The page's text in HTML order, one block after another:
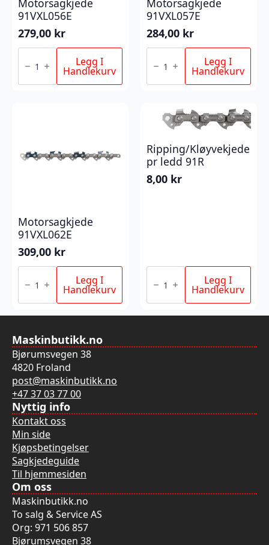
Motorsagkjede
91VXL056E
279,00 kr
Motorsagkjede
antall Legg I
Handlekurv
Motorsagkjede
91VXL057E
284,00 kr
Motorsagkjede
antall Legg I
Handlekurv
Motorsagkjede
91VXL062E
309,00 kr
Motorsagkjede
antall Legg I
Handlekurv
Ripping/Kløyvekjede
pr ledd 91R
8,00 kr
Ripping/Kløyvekjede
ledd
antall
Legg I
Handlekurv
Maskinbutikk.no
Bjørumsvegen 38
4820 Froland
post@maskinbutikk.no
+47 37 03 77 00
Nyttig info
Kontakt oss
Min side
Kjøpsbetingelser
Sagkjedeguide
Til hjemmesiden
Om oss
Maskinbutikk.no
To salg & Service AS
Org: 971 506 857
Bjørumsvegen 38